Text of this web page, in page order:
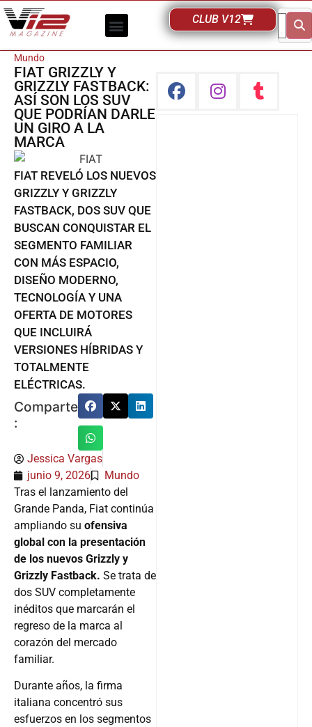
CLUB V12
Mundo
FIAT GRIZZLY Y
GRIZZLY FASTBACK:
ASÍ SON LOS SUV
QUE PODRÍAN DARLE
UN GIRO A LA
MARCA
FIAT REVELÓ LOS NUEVOS
GRIZZLY Y GRIZZLY
FASTBACK, DOS SUV QUE
BUSCAN CONQUISTAR EL
SEGMENTO FAMILIAR
CON MÁS ESPACIO,
DISEÑO MODERNO,
TECNOLOGÍA Y UNA
OFERTA DE MOTORES
QUE INCLUIRÁ
VERSIONES HÍBRIDAS Y
TOTALMENTE
ELÉCTRICAS.
Comparte
:
Jessica Vargas
junio 9, 2026
Mundo
Tras el lanzamiento del
Grande Panda, Fiat continúa
ampliando su ofensiva
global con la presentación
de los nuevos Grizzly y
Grizzly Fastback. Se trata de
dos SUV completamente
inéditos que marcarán el
regreso de la marca al
corazón del mercado
familiar.
Durante años, la firma
italiana concentró sus
esfuerzos en los segmentos